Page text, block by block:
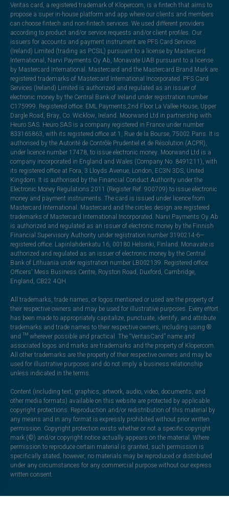
Veritas card, a registered trademark of Klopercom, is a fintech that aims to
propose a super in-house platform and app where our clients and members
can choose fintech and non-fintech services. We used different providers
according to product and/or service requests and/or client profiles. Our
issuers for accounts and payment instrument are PFS Card Services
(Ireland) Limited (trading as PCSIL) pursuant to a license by Mastercard
International, Narvi Payments Oy Ab, Monavate UAB pursuant to a license
by Mastercard International. Mastercard and the Mastercard Brand Mark are
registered trademarks of Mastercard International Incorporated. PFS Card
Services (Ireland) Limited is authorized and regulated as an issuer of
electronic money by the Central Bank of Ireland under registration number
C175999. Registered office: EML Payments,2nd Floor La Vallee House, Upper
Dargle Road, Bray, Co. Wicklow, Ireland. Moorwand Ltd in partnership with
Heuro SAS. Heuro SAS is a company registered in France under number
833165863, with its registered office at 1, Rue de la Bourse, 75002 Paris. It is
authorised by the Autorité de Contrôle Prudentiel et de Résolution (ACPR),
under licence number 17478, to issue electronic money. Moorwand Ltd is a
company incorporated in England and Wales (Company No. 8491211), with
its registered office at Fora, 3 Lloyds Avenue, London, EC3N 3DS, United
Kingdom. It is authorised by the Financial Conduct Authority under the
Electronic Money Regulations 2011 (Register Ref: 900709) to issue electronic
money and payment instruments. The card is issued under licence from
Mastercard International. Mastercard and the circles design are registered
trademarks of Mastercard International Incorporated. Narvi Payments Oy Ab
is authorized and regulated as an issuer of electronic money by the Finnish
Financial Supervisory Authority under registration number 3190214-6—
registered office: Lapinlahdenkatu 16, 00180 Helsinki, Finland. Monavate is
authorized and regulated as an issuer of electronic money by the Central
Bank of Lithuania under registration number LB002139. Registered office:
Officers' Mess Business Centre, Royston Road, Duxford, Cambridge,
England, CB22 4QH.
All trademarks, trade names, or logos mentioned or used are the property of
their respective owners and may be used for illustrative purposes. Every effort
has been made to appropriately capitalize, punctuate, identify, and attribute
trademarks and trade names to their respective owners, including using ®
and ™ wherever possible and practical. The “VeritasCard” name and
associated logos and marks are trademarks and the property of Klopercom.
All other trademarks are the property of their respective owners and may be
used for illustrative purposes and do not imply a business relationship
unless indicated in the terms.
Content (including text, graphics, artwork, audio, video, documents, and
other media formats) available on this website are protected by applicable
copyright protections. Reproduction and/or redistribution of this material by
any means and in any format is expressly prohibited without prior written
permission. Copyright protection exists whether or not a specific copyright
mark (©) and/or copyright notice actually appears on the material. Where
permission to reproduce certain material is granted, such permission is
specifically stated; however, no materials may be reproduced or distributed
under any circumstances for any commercial purpose without our express
written consent.